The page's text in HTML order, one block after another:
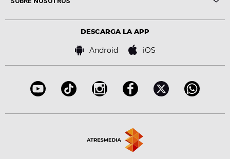
Locutores Europa FM
Virales
Bases de concursos
DESCARGA LA APP
Android iOS